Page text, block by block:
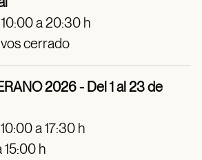
a 20:30 h
cerrado
2026 - Del 1 al 23 de
a 17:30 h
15:00 h